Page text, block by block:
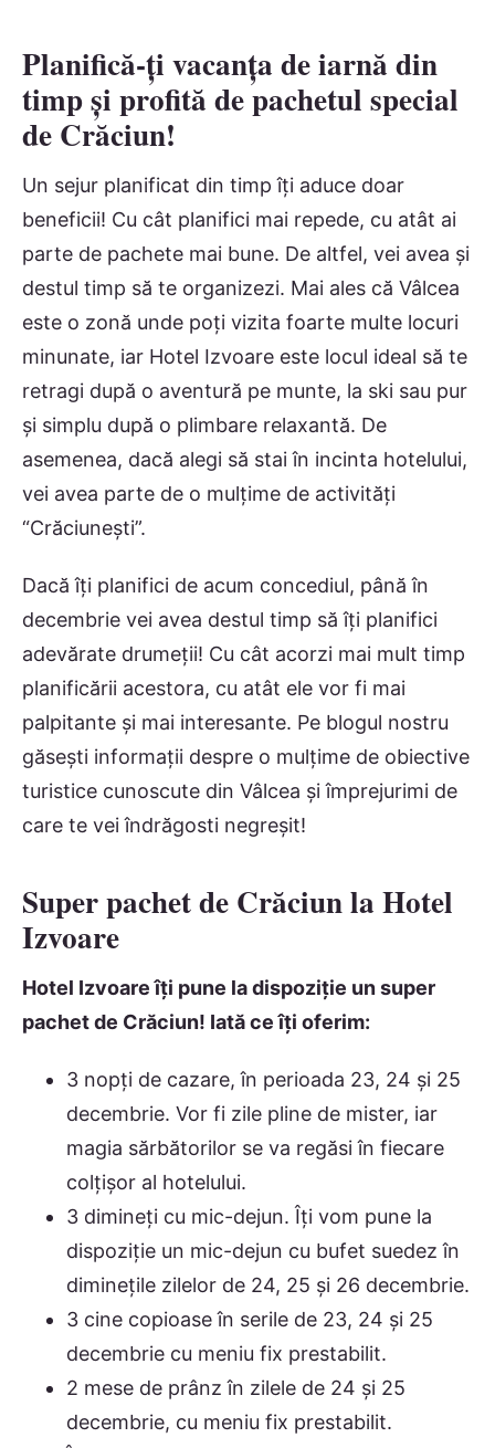
Planifică-ți vacanța de iarnă din
timp și profită de pachetul special
de Crăciun!
Un sejur planificat din timp îți aduce doar
beneficii! Cu cât planifici mai repede, cu atât ai
parte de pachete mai bune. De altfel, vei avea și
destul timp să te organizezi. Mai ales că Vâlcea
este o zonă unde poți vizita foarte multe locuri
minunate, iar Hotel Izvoare este locul ideal să te
retragi după o aventură pe munte, la ski sau pur
și simplu după o plimbare relaxantă. De
asemenea, dacă alegi să stai în incinta hotelului,
vei avea parte de o mulțime de activități
“Crăciunești”.
Dacă îți planifici de acum concediul, până în
decembrie vei avea destul timp să îți planifici
adevărate drumeții! Cu cât acorzi mai mult timp
planificării acestora, cu atât ele vor fi mai
palpitante și mai interesante. Pe blogul nostru
găsești informații despre o mulțime de obiective
turistice cunoscute din Vâlcea și împrejurimi de
care te vei îndrăgosti negreșit!
Super pachet de Crăciun la Hotel
Izvoare
Hotel Izvoare îți pune la dispoziție un super
pachet de Crăciun! Iată ce îți oferim:
3 nopți de cazare, în perioada 23, 24 și 25
decembrie. Vor fi zile pline de mister, iar
magia sărbătorilor se va regăsi în fiecare
colțișor al hotelului.
3 dimineți cu mic-dejun. Îți vom pune la
dispoziție un mic-dejun cu bufet suedez în
diminețile zilelor de 24, 25 și 26 decembrie.
3 cine copioase în serile de 23, 24 și 25
decembrie cu meniu fix prestabilit.
2 mese de prânz în zilele de 24 și 25
decembrie, cu meniu fix prestabilit.